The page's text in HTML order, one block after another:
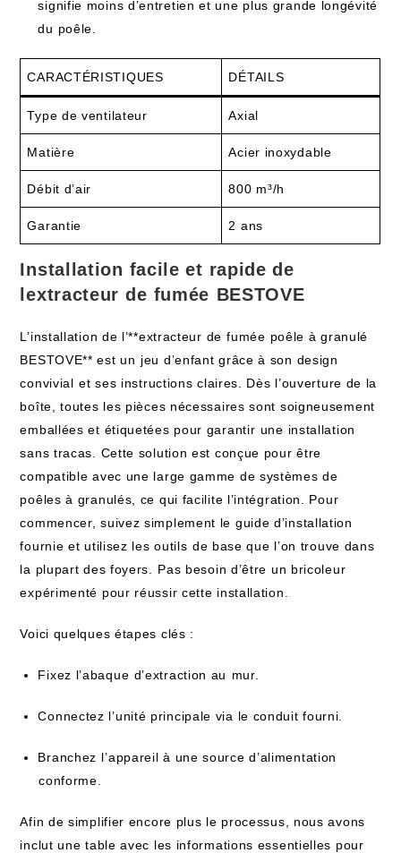
signifie moins d’entretien et une plus grande longévité
du poêle.
CARACTÉRISTIQUES DÉTAILS
Type de ‌ventilateur Axial
Matière Acier inoxydable
Débit d’air 800 m³/h
Garantie 2 ans
Installation facile et rapide de
lextracteur de⁢ fumée ⁢BESTOVE
L’installation de l’**extracteur ​de ⁤fumée poêle à granulé
BESTOVE** est un⁣ jeu d’enfant grâce à son design
convivial⁣ et ​ses instructions claires. Dès l’ouverture de‌ la
‍boîte, toutes les‌ pièces nécessaires sont soigneusement
emballées et étiquetées​ pour garantir ⁣une installation
sans tracas. Cette solution est conçue pour être
compatible avec une large gamme de systèmes de
poêles à granulés, ce ‌qui facilite l’intégration. Pour
commencer, suivez simplement le guide d’installation
fournie et utilisez​ les outils ⁢de base que l’on trouve dans
la plupart des foyers. ⁢Pas besoin d’être un bricoleur
expérimenté pour réussir cette installation.
Voici quelques étapes ‍clés :
Fixez l’abaque⁢ d’extraction au⁣ mur.
Connectez l’unité principale via le conduit fourni.
Branchez⁤ l’appareil​ à une source d’alimentation
⁤conforme.
Afin de simplifier encore plus​ le processus, nous avons
inclut une table avec les informations essentielles pour